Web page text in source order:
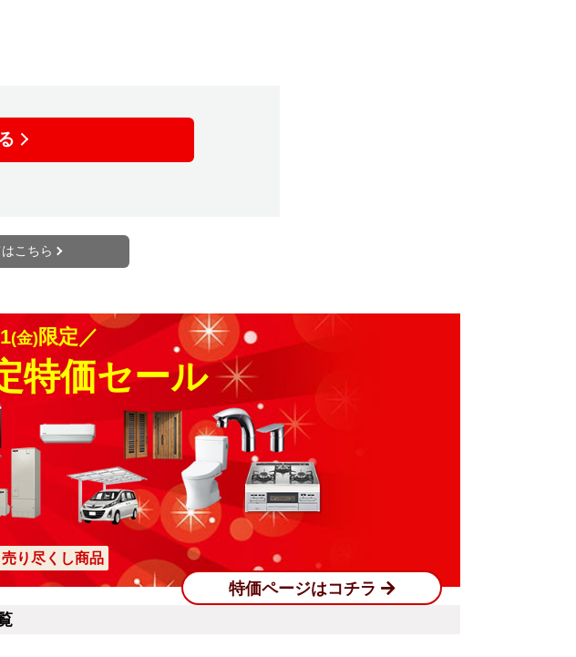
こちら
(金) 限定／
特価セール
売り尽くし商品
特価ページはコチラ